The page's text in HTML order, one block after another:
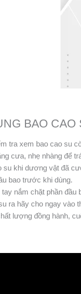
BAO CAO
tra xem bao cao su
cưa, nhẹ nhàng để
su khi dương vật đã
bao trước khi dùng.
tay nắm chặt phần
ra hãy cho ngay vào
lượng đồng hành,